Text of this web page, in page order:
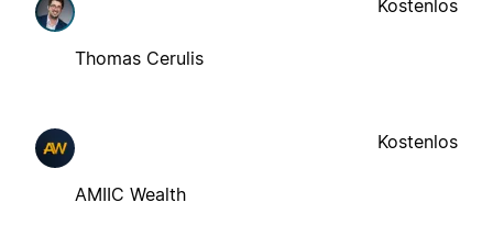
Thomas Cerulis
Kostenlos
AMIIC Wealth
Kostenlos